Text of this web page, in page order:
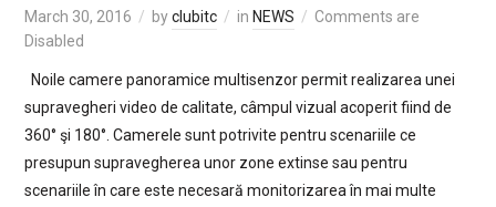
March 30, 2016 byclubitc in NEWS
Comments are
Disabled
Noile camere panoramice multisenzor permit realizarea unei
supravegheri video de calitate, câmpul vizual acoperit fiind de
360° şi 180°. Camerele sunt potrivite pentru scenariile ce
presupun supravegherea unor zone extinse sau pentru
scenariile în care este necesară monitorizarea în mai multe